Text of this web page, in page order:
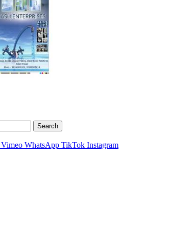
Vimeo WhatsApp TikTok Instagram